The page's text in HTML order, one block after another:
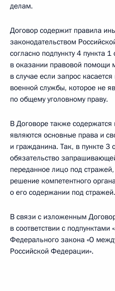
делам.
Договор содержит правила
законодательством
согласно подпункту 4 пункта
в оказании правовой помощи
в случае если запрос
военной службы, которое не
по общему уголовному праву.
В Договоре также
являются основные права и
и гражданина. Так, в пункте 3
обязательство
переданное лицо под
решение компетентного
о его содержании под стражей.
В связи с изложенным
в соответствии с подпунктами
Федерального закона «О
Российской Федерации».